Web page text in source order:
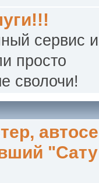
сервис и
просто
сволочи!